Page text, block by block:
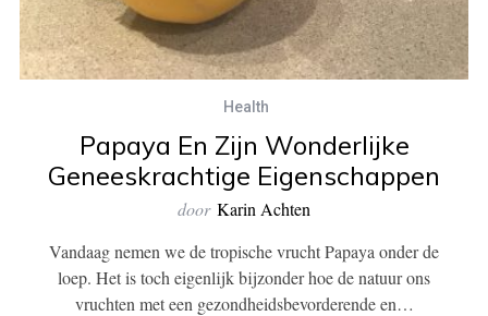
Health
Papaya En Zijn Wonderlijke
Geneeskrachtige Eigenschappen
door Karin Achten
Vandaag nemen we de tropische vrucht Papaya onder de
loep. Het is toch eigenlijk bijzonder hoe de natuur ons
vruchten met een gezondheidsbevorderende en…